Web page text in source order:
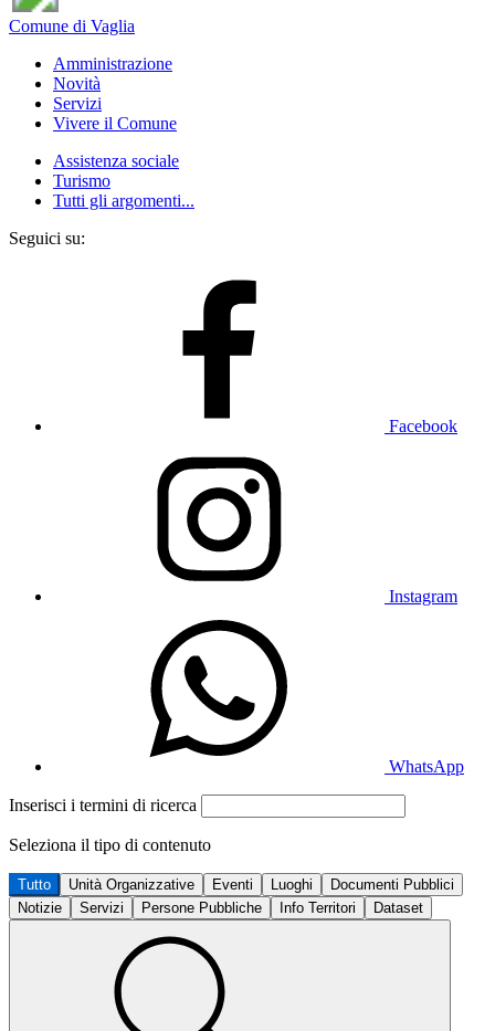
Comune di Vaglia
Amministrazione
Novità
Servizi
Vivere il Comune
Assistenza sociale
Turismo
Tutti gli argomenti...
Seguici su:
Facebook
Instagram
WhatsApp
Inserisci i termini di ricerca
Seleziona il tipo di contenuto
Tutto Unità Organizzative Eventi Luoghi
Documenti Pubblici
Notizie
Servizi Persone Pubbliche Info Territori Dataset